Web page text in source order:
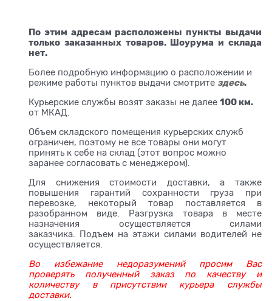
По этим адресам расположены пункты выдачи
только заказанных товаров. Шоурума и склада
нет.
Более подробную информацию о расположении и
режиме работы пунктов выдачи смотрите здесь.
Курьерские службы возят заказы не далее100 км.
от МКАД.
Объем складского помещения курьерских служб
ограничен, поэтому не все товары они могут
принять к себе на склад (этот вопрос можно
заранее согласовать с менеджером).
Для снижения стоимости доставки, а также
повышения гарантий сохранности груза при
перевозке, некоторый товар поставляется в
разобранном виде. Разгрузка товара в месте
назначения осуществляется силами
заказчика. Подъем на этажи силами водителей не
осуществляется.
Во избежание недоразумений просим Вас
проверять полученный заказ по качеству и
количеству в присутствии курьера службы
доставки.